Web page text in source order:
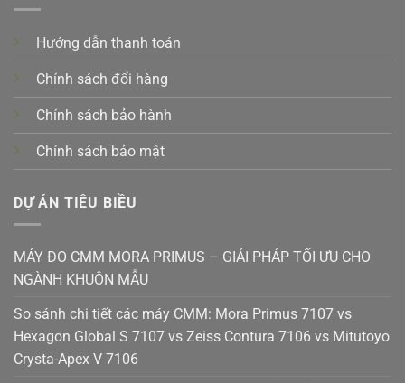
Hướng dẫn thanh toán
Chính sách đổi hàng
Chính sách bảo hành
Chính sách bảo mật
DỰ ÁN TIÊU BIỀU
MÁY ĐO CMM MORA PRIMUS – GIẢI PHÁP TỐI ƯU CHO
NGÀNH KHUÔN MẪU
So sánh chi tiết các máy CMM: Mora Primus 7107 vs
Hexagon Global S 7107 vs Zeiss Contura 7106 vs Mitutoyo
Crysta-Apex V 7106